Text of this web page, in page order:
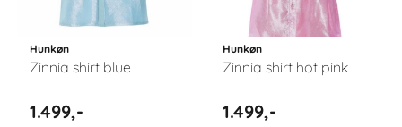
Hunkøn
Zinnia shirt blue
1.499,-
Hunkøn
Zinnia shirt hot pink
1.499,-